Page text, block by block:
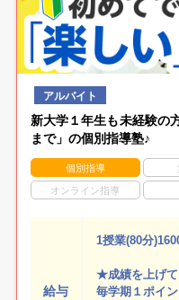
アルバイト
新大学１年生も未経験の
まで」の個別指導塾♪
個別指導
オンライン指導
給与
1授業(80分
★成績を上げて
毎学期１ポイ